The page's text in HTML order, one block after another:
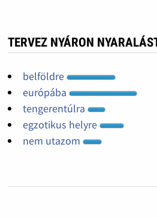
TERVEZ NYÁRON
belföldre
európába
tengerentúlra
egzotikus helyre
nem utazom